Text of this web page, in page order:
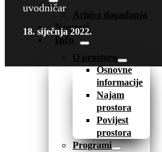
Arhiva događanja
Novosti
Info
O prostoru
Osnovne
informacije
Najam
prostora
Povijest
prostora
Programi
uvodničar
18. siječnja 2022.